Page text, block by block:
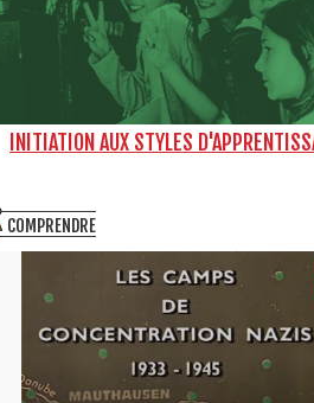
INITIATION AUX STYLES
COMPRENDRE